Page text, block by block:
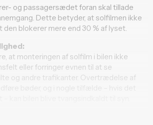
og passagersædet foran skal tillade
Dette betyder, at solfilmen ikke
den blokerer mere end 30 % af lyset.
at monteringen af solfilm i bilen ikke
eller forringer evnen til at se
og andre trafikanter. Overtrædelse af